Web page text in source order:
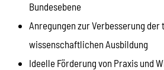
Bundesebene
Anregungen zur Verbesserung
wissenschaftlichen Ausbildung
Ideelle Förderung von Praxis und